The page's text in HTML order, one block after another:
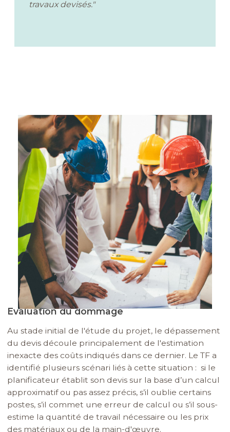
travaux devisés."
Evaluation du dommage
Au stade initial de l'étude du projet, le dépassement
du devis découle principalement de l'estimation
inexacte des coûts indiqués dans ce dernier. Le TF a
identifié plusieurs scénari liés à cette situation : si le
planificateur établit son devis sur la base d’un calcul
approximatif ou pas assez précis, s’il oublie certains
postes, s’il commet une erreur de calcul ou s’il sous-
estime la quantité de travail nécessaire ou les prix
des matériaux ou de la main-d'œuvre.